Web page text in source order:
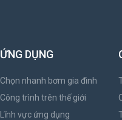
ỨNG DỤNG
Chọn nhanh bơm gia đình
Công trình trên thế giới
Lĩnh vực ứng dụng